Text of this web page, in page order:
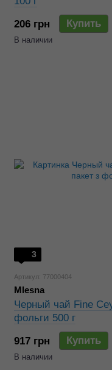
206 грн
Купить
В наличии
3
Артикул: 77000404
Mlesna
Черный чай Fine
фольги 500 г
917 грн
Купить
В наличии